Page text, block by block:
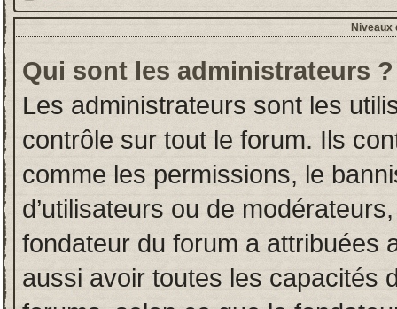
Niveaux
Qui sont les administrateurs ?
Les administrateurs sont les
contrôle sur tout le forum. Ils
comme les permissions, le
d’utilisateurs ou de
fondateur du forum a attribuées
aussi avoir toutes les capacités